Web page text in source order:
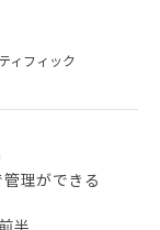
ィフィック
理ができる
半